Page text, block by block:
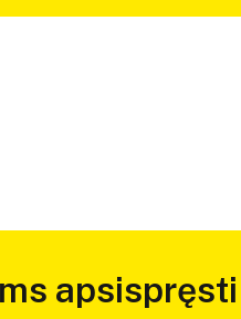
apsispręsti